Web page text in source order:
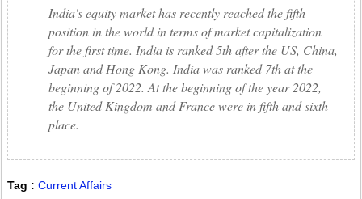
India's equity market has recently reached the fifth
position in the world in terms of market capitalization
for the first time. India is ranked 5th after the US, China,
Japan and Hong Kong. India was ranked 7th at the
beginning of 2022. At the beginning of the year 2022,
the United Kingdom and France were in fifth and sixth
place.
Tag : Current Affairs